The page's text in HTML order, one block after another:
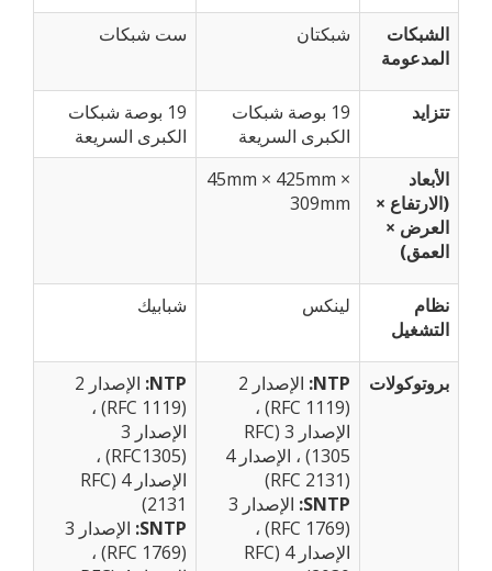
الشبكات
المدعومة
شبكتان ست شبكات
تتزايد
19 بوصة شبكات
الكبرى السريعة
19 بوصة شبكات
الكبرى السريعة
الأبعاد
(الارتفاع ×
العرض ×
العمق)
45mm × 425mm ×
309mm
نظام
التشغيل
لينكس شبابيك
بروتوكولات NTP:
الإصدار 2
(RFC 1119) ،
الإصدار 3 (RFC
1305) ، الإصدار 4
(RFC 2131)
SNTP:
الإصدار 3
(RFC 1769) ،
الإصدار 4 (RFC
NTP:
الإصدار 2
(RFC 1119) ،
الإصدار 3
(RFC1305) ،
الإصدار 4 (RFC
2131)
SNTP:
الإصدار 3
(RFC 1769) ،